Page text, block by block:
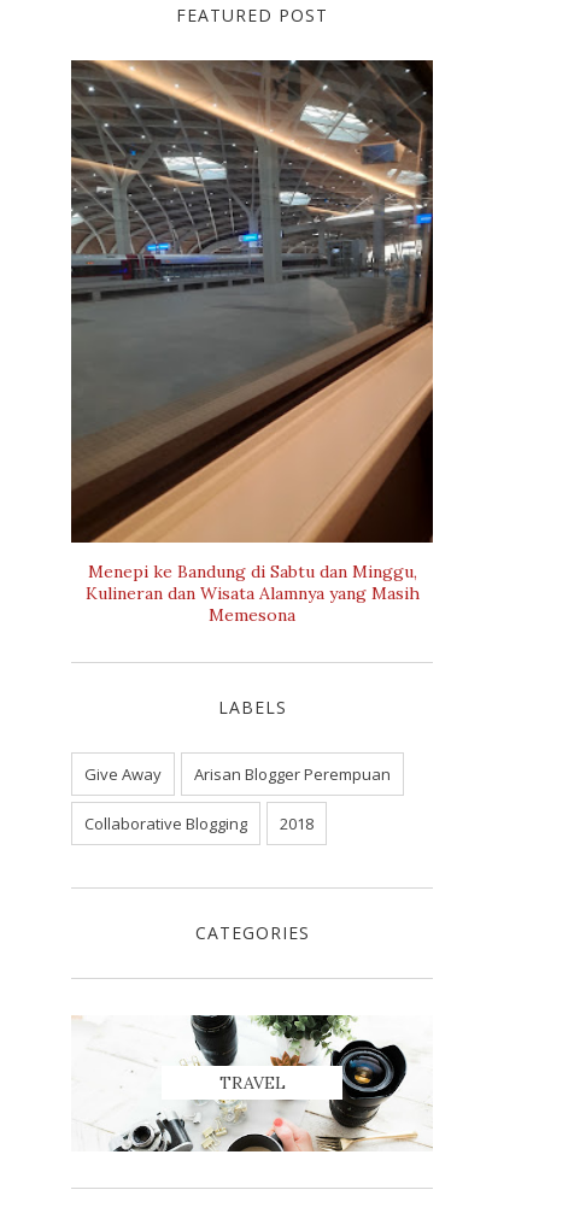
FEATURED POST
Menepi ke Bandung di Sabtu dan Minggu,
Kulineran dan Wisata Alamnya yang Masih
Memesona
LABELS
Give Away Arisan Blogger Perempuan
Collaborative Blogging 2018
CATEGORIES
TRAVEL